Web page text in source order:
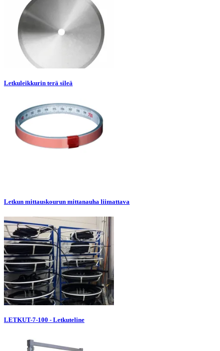
Letkuleikkurin terä sileä
Letkun mittauskourun mittanauha liimattava
LETKUT-7-100 - Letkuteline